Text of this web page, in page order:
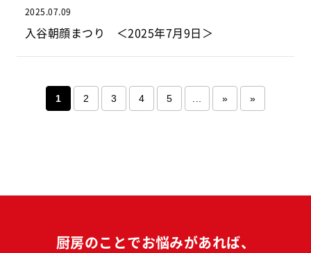
2025.07.09
入谷朝顔まつり ＜2025年7月9日＞
1 2 3 4 5 » »
厨房のことでお悩みがあれば、